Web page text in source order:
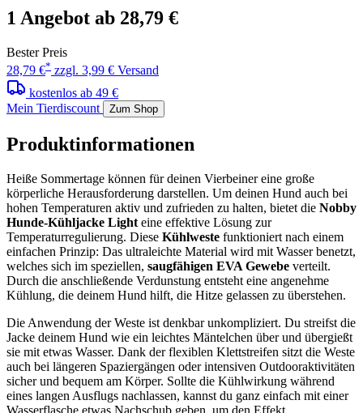
1 Angebot ab 28,79 €
Bester Preis
28,79 €* zzgl. 3,99 € Versand
kostenlos ab 49 €
Mein Tierdiscount
Zum Shop
Produktinformationen
Heiße Sommertage können für deinen Vierbeiner eine große
körperliche Herausforderung darstellen. Um deinen Hund auch bei
hohen Temperaturen aktiv und zufrieden zu halten, bietet die Nobby
Hunde-Kühljacke Light eine effektive Lösung zur
Temperaturregulierung. Diese Kühlweste funktioniert nach einem
einfachen Prinzip: Das ultraleichte Material wird mit Wasser benetzt,
welches sich im speziellen, saugfähigen EVA Gewebe verteilt.
Durch die anschließende Verdunstung entsteht eine angenehme
Kühlung, die deinem Hund hilft, die Hitze gelassen zu überstehen.
Die Anwendung der Weste ist denkbar unkompliziert. Du streifst die
Jacke deinem Hund wie ein leichtes Mäntelchen über und übergießt
sie mit etwas Wasser. Dank der flexiblen Klettstreifen sitzt die Weste
auch bei längeren Spaziergängen oder intensiven Outdooraktivitäten
sicher und bequem am Körper. Sollte die Kühlwirkung während
eines langen Ausflugs nachlassen, kannst du ganz einfach mit einer